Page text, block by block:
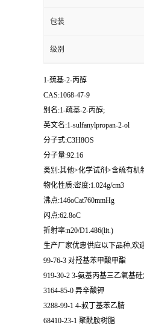
包装
级别
1-巯基-2-丙醇
CAS:1068-47-9
别名:1-疏基-2-丙醇;
英文名:1-sulfanylpropan-2-ol
分子式:C3H8OS
分子量:92.16
类别:其他>化学试剂>含硫有机
物化性质:密度:1.024g/cm3
沸点:146oCat760mmHg
闪点:62.8oC
折射率:n20/D1.486(lit.)
生产厂家优惠供应以下品种,欢
99-76-3 对羟基苯甲酸甲酯
919-30-2 3-氨基丙基三乙氧基
3164-85-0 异辛酸钾
3288-99-1 4-叔丁基苯乙腈
68410-23-1 聚酰胺树脂